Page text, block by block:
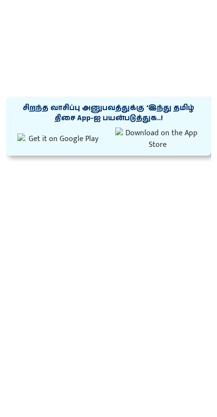
சிறந்த வாசிப்பு அனுபவத்துக்கு ‘இந்து தமிழ்
திசை App-ஐ பயன்படுத்துக..!